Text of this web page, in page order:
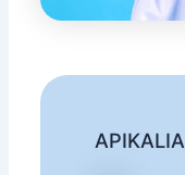
APIKALIA